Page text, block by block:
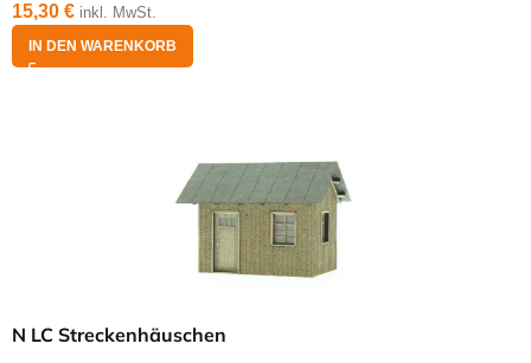
15,30 € inkl. MwSt.
IN DEN WARENKORB
N LC Streckenhäuschen